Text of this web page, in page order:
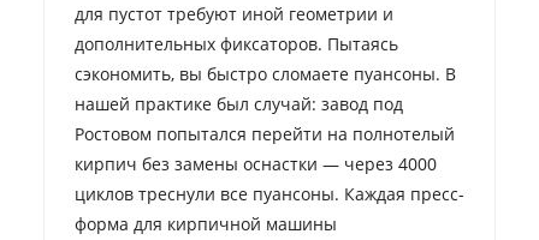
для пустот требуют иной геометрии и
дополнительных фиксаторов. Пытаясь
сэкономить, вы быстро сломаете пуансоны. В
нашей практике был случай: завод под
Ростовом попытался перейти на полнотелый
кирпич без замены оснастки — через 4000
циклов треснули все пуансоны. Каждая пресс-
форма для кирпичной машины